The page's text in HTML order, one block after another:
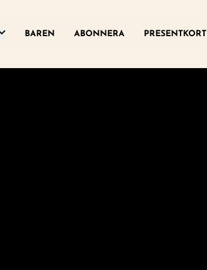
Växla denna rullgardinsmeny
BAREN ABONNERA PRESENTKORT